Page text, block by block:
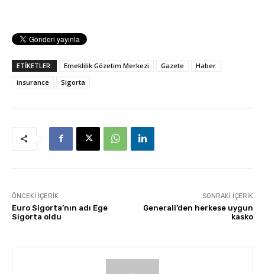
ETİKETLER: Emeklilik Gözetim Merkezi Gazete
Haber
insurance
Sigorta
ÖNCEKI İÇERIK
Euro Sigorta’nın adı Ege
Sigorta oldu
SONRAKI İÇERIK
Generali’den herkese uygun
kasko